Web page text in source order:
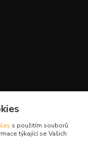
s použitím souborů
týkající se Vašich